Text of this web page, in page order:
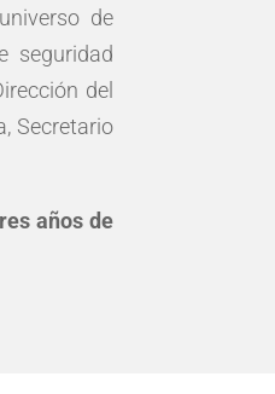
de
seguridad
del
Secretario
años de